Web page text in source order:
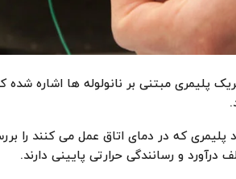
پلیمری مبتنی بر نانولوله ها اشاره
که در دمای اتاق عمل می کنند را
درآورد و رسانندگی حرارتی پایینی دارند.